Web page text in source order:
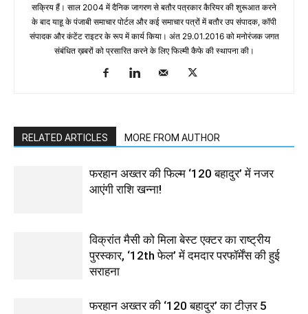
सक्रिय हैं। साल 2004 में दैनिक जागरण से बतौर पत्रकार कैरियर की शुरूआत करने
के बाद याहू के पंजाबी समाचार पोर्टल और कई समाचार पत्रों में बतौर उप संपादक, कॉपी
संपादक और कंटेंट राइटर के रूप में कार्य किया। अंत 29.01.2016 को मनोरंजक जगत
संबंधित ख़बरों को प्रसारित करने के लिए फिल्‍मी कैफे की स्‍थापना की।
RELATED ARTICLES MORE FROM AUTHOR
फरहान अख्तर की फिल्म ‘120 बहादुर’ में नजर
आएंगी राशि खन्ना!
विक्रांत मैसी को मिला बेस्ट एक्टर का राष्ट्रीय
पुरस्कार, ‘12th फेल’ में दमदार परफॉर्मेंस की हुई
सराहना
फरहान अख्तर की ‘120 बहादुर’ का टीज़र 5